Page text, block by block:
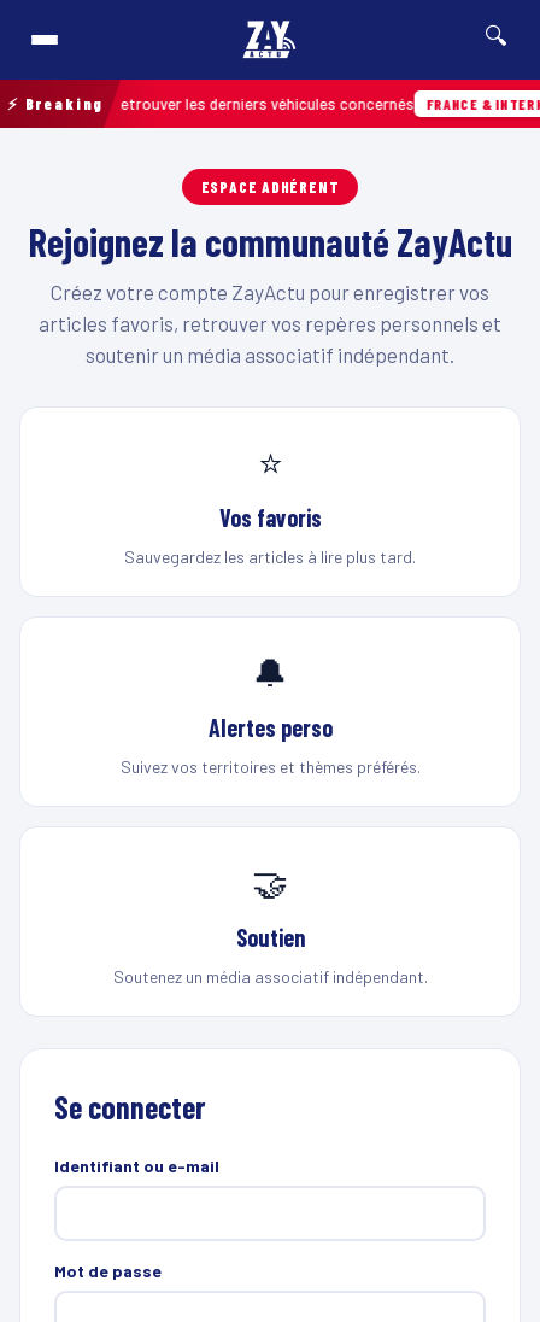
🔍
⚡ Breaking
terrain pour retrouver les derniers véhicules concernés FRANCE &
ESPACE ADHÉRENT
Rejoignez la communauté ZayActu
Créez votre compte ZayActu pour enregistrer vos
articles favoris, retrouver vos repères personnels et
soutenir un média associatif indépendant.
⭐
Vos favoris
Sauvegardez les articles à lire plus tard.
🔔
Alertes perso
Suivez vos territoires et thèmes préférés.
🤝
Soutien
Soutenez un média associatif indépendant.
Se connecter
Identifiant ou e-mail
Mot de passe